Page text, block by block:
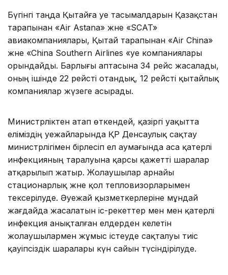
Бүгінгі таңда Қытайға әуе тасымалдарын Қазақстан
тарапынан «Air Astana» және «SCAT»
авиакомпаниялары, Қытай тарапынан «Air China»
және «China Southern Airlines «әуе компаниялары
орындайды. Барлығы аптасына 34 рейс жасалады,
оның ішінде 22 рейсті отандық, 12 рейсті қытайлық
компаниялар жүзеге асырады.
Министрліктен атап өткендей, қазіргі уақытта
еліміздің әуежайларында ҚР Денсаулық сақтау
министрлігімен бірлесіп ел аумағында аса қатерлі
инфекцияның таралуына қарсы қажетті шаралар
атқарылып жатыр. Жолаушылар арнайы
стационарлық және қол тепловизорларымен
тексерілуде. Әуежай қызметкерлеріне мұндай
жағдайда жасалатын іс-әрекеттер мен мен қатерлі
инфекция анықталған елдерден келетін
жолаушылармен жұмыс істеуде сақталуы тиіс
қауіпсіздік шаралары күн сайын түсіндірілуде.